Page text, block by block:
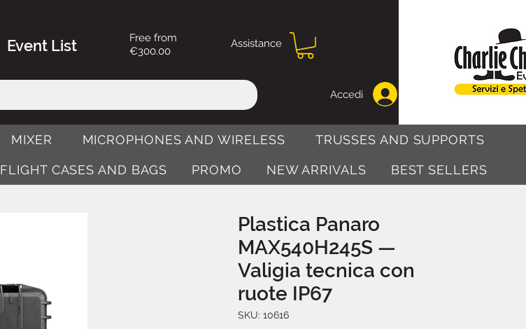
Event List
Free from
€300.00
Assistance
Accedi
MIXER MICROPHONES AND WIRELESS TRUSSES AND SUPPORTS
FLIGHT CASES AND BAGS PROMO NEW ARRIVALS BEST SELLERS
Plastica Panaro
MAX540H245S —
Valigia tecnica con
ruote IP67
SKU: 10616